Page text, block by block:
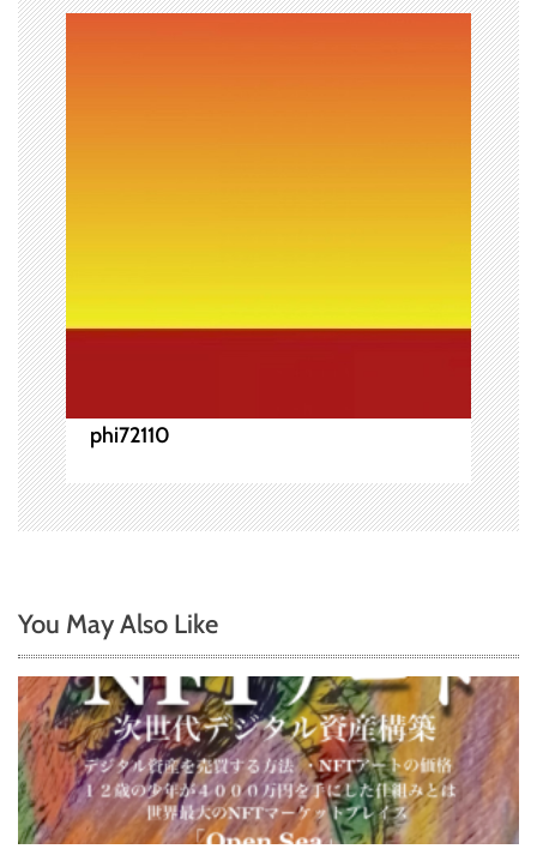
ー
シ
ョ
ン
phi72110
You May Also Like